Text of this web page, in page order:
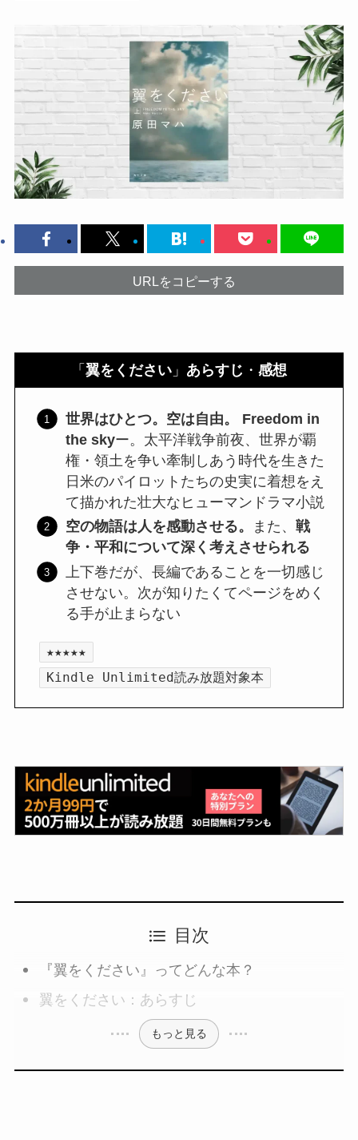
URLをコピーする
「 翼をください 」 あらすじ ・ 感想
世界はひとつ。空は自由。 Freedom in
the skyー。太平洋戦争前夜、世界が覇
権・領土を争い牽制しあう時代を生きた
日米のパイロットたちの史実に着想をえ
て描かれた壮大なヒューマンドラマ小説
空の物語は人を感動させる。
また、 戦
争・平和について深く考えさせられる
上下巻だが、長編であることを一切感じ
させない。次が知りたくてページをめく
る手が止まらない
★★★★★
Kindle Unlimited読み放題対象本
目次
『翼をください』ってどんな本？
翼をください：あらすじ
もっと見る